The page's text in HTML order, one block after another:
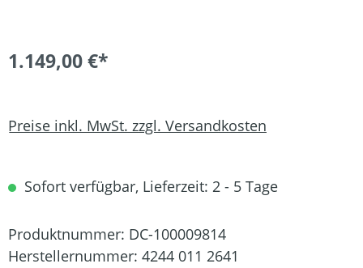
1.149,00 €*
Preise inkl. MwSt. zzgl. Versandkosten
Sofort verfügbar, Lieferzeit: 2 - 5 Tage
Produktnummer: DC-100009814
Herstellernummer: 4244 011 2641